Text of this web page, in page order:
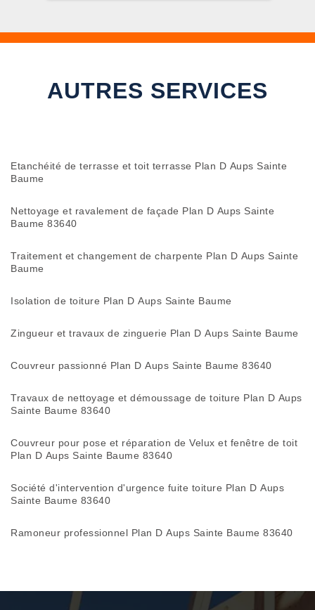
AUTRES SERVICES
Etanchéité de terrasse et toit terrasse Plan D Aups Sainte
Baume
Nettoyage et ravalement de façade Plan D Aups Sainte
Baume 83640
Traitement et changement de charpente Plan D Aups Sainte
Baume
Isolation de toiture Plan D Aups Sainte Baume
Zingueur et travaux de zinguerie Plan D Aups Sainte Baume
Couvreur passionné Plan D Aups Sainte Baume 83640
Travaux de nettoyage et démoussage de toiture Plan D Aups
Sainte Baume 83640
Couvreur pour pose et réparation de Velux et fenêtre de toit
Plan D Aups Sainte Baume 83640
Société d'intervention d'urgence fuite toiture Plan D Aups
Sainte Baume 83640
Ramoneur professionnel Plan D Aups Sainte Baume 83640